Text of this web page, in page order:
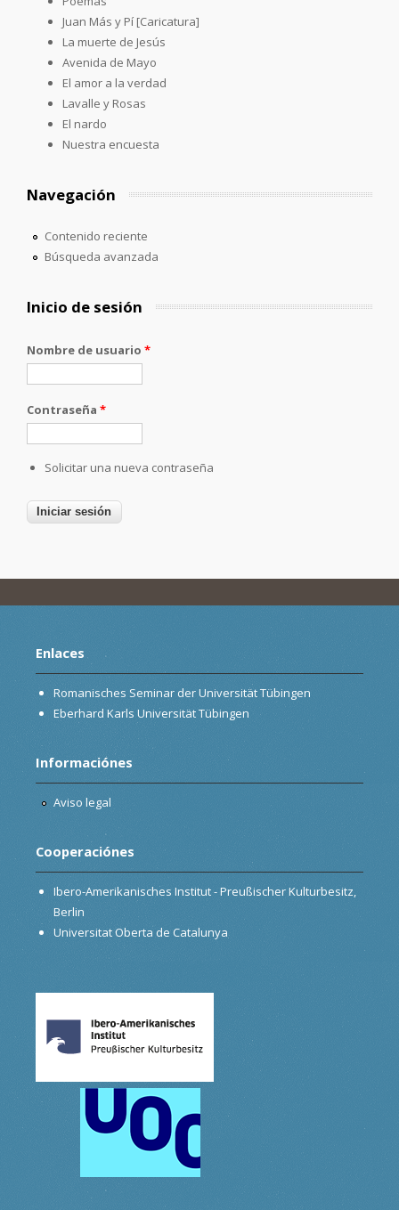
Juan Más y Pí [Caricatura]
La muerte de Jesús
Avenida de Mayo
El amor a la verdad
Lavalle y Rosas
El nardo
Nuestra encuesta
Navegación
Contenido reciente
Búsqueda avanzada
Inicio de sesión
Nombre de usuario *
Contraseña *
Solicitar una nueva contraseña
Enlaces
Romanisches Seminar der Universität Tübingen
Eberhard Karls Universität Tübingen
Informaciónes
Aviso legal
Cooperaciónes
Ibero-Amerikanisches Institut - Preußischer Kulturbesitz,
Berlin
Universitat Oberta de Catalunya